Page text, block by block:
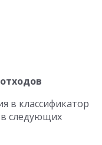
в классификатор
следующих